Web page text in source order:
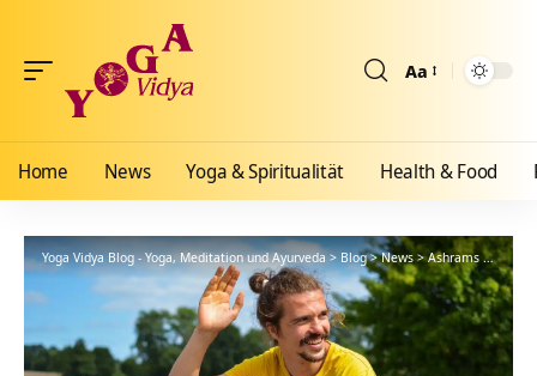
Aa
Home News Yoga & Spiritualität Health & Food
Yoga Vidya Blog - Yoga, Meditation und Ayurveda>Blog>News >Ashrams>